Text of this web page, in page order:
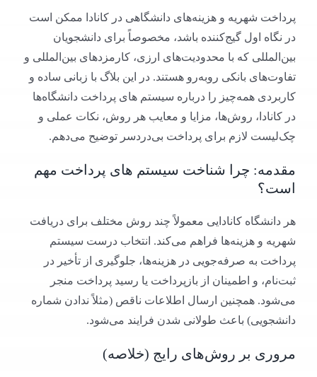
پرداخت شهریه و هزینه‌های دانشگاهی در کانادا ممکن است
در نگاه اول گیج‌کننده باشد، مخصوصاً برای دانشجویان
بین‌المللی که با محدودیت‌های ارزی، کارمزدهای بین‌المللی و
تفاوت‌های بانکی روبه‌رو هستند. در این بلاگ با زبانی ساده و
کاربردی همه‌چیز را درباره سیستم های پرداخت دانشگاه‌ها
در کانادا، روش‌ها، مزایا و معایب هر روش، نکات عملی و
چک‌لیست لازم برای پرداخت بی‌دردسر توضیح می‌دهم.
مقدمه: چرا شناخت سیستم های پرداخت مهم
است؟
هر دانشگاه کانادایی معمولاً چند روش مختلف برای دریافت
شهریه و هزینه‌ها فراهم می‌کند. انتخاب درست سیستم
پرداخت به صرفه‌جویی در هزینه‌ها، جلوگیری از تأخیر در
ثبت‌نام، و اطمینان از بازپرداخت یا رسید پرداخت منجر
می‌شود. همچنین ارسال اطلاعات ناقص (مثلاً ندادن شماره
دانشجویی) باعث طولانی شدن فرایند می‌شود.
مروری بر روش‌های رایج (خلاصه)